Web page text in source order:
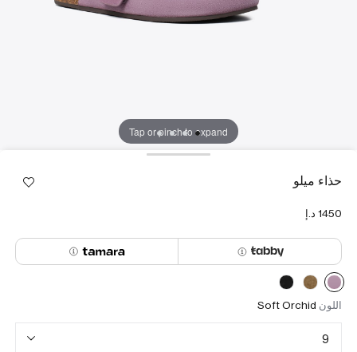
Tap or pinch to expand
حذاء ميلو
اللون Soft Orchid
9